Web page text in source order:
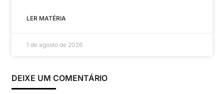
LER MATÉRIA
1 de agosto de 2026
DEIXE UM COMENTÁRIO